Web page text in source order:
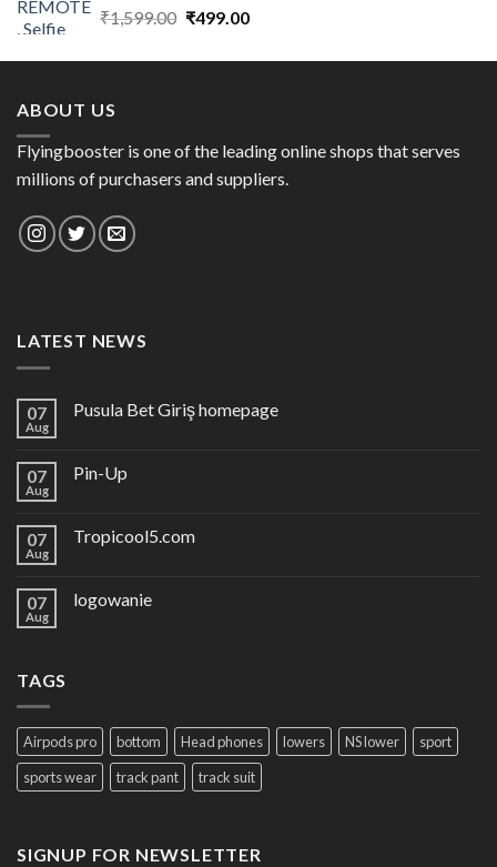
₹1,599.00 Original
was:
₹499.00Current
is:
ABOUT US
Flyingbooster is one of the leading online shops that serves
millions of purchasers and suppliers.
LATEST NEWS
07
Aug
Pusula Bet Giriş homepage
07
Aug
Pin-Up
07
Aug
Tropicool5.com
07
Aug
logowanie
TAGS
Airpods pro bottom Head phones lowers NS lower
sport
sports wear
track pant track suit
SIGNUP FOR NEWSLETTER